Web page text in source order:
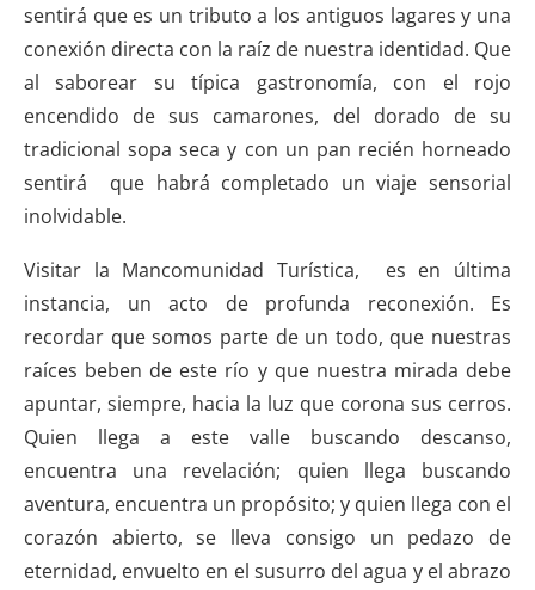
sentirá que es un tributo a los antiguos lagares y una
conexión directa con la raíz de nuestra identidad. Que
al saborear su típica gastronomía, con el rojo
encendido de sus camarones, del dorado de su
tradicional sopa seca y con un pan recién horneado
sentirá que habrá completado un viaje sensorial
inolvidable.
Visitar la Mancomunidad Turística, es en última
instancia, un acto de profunda reconexión. Es
recordar que somos parte de un todo, que nuestras
raíces beben de este río y que nuestra mirada debe
apuntar, siempre, hacia la luz que corona sus cerros.
Quien llega a este valle buscando descanso,
encuentra una revelación; quien llega buscando
aventura, encuentra un propósito; y quien llega con el
corazón abierto, se lleva consigo un pedazo de
eternidad, envuelto en el susurro del agua y el abrazo